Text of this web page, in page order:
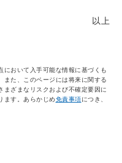
以上
において入手可能な情報に基づくも
また、このページには将来に関する
まざまなリスクおよび不確定要因に
ます。あらかじめ免責事項につき、